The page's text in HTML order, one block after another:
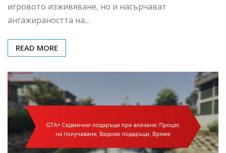
игровото изживяване, но и насърчават
ангажираността на…
READ MORE